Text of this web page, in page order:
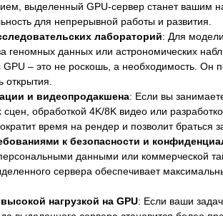
выделенный GPU-сервер станет вашим
для непрерывной работы и развития.
лабораторий: Для
геномных данных или астрономических
– это не роскошь, а необходимость. Он
открытия.
и видеопродакшена: Если вы
обработкой 4K/8K видео или
время на рендер и позволит браться
к безопасности и
данными или коммерческой
сервера обеспечивает
нагрузкой на GPU: Если ваши